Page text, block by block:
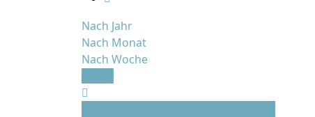
Nach Jahr
Nach Monat
Nach Woche